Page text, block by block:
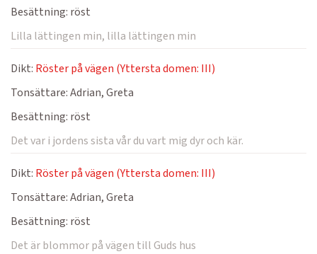
Besättning: röst
Lilla lättingen min, lilla lättingen min
Dikt: Röster på vägen (Yttersta domen: III)
Tonsättare:Adrian, Greta
Besättning: röst
Det var i jordens sista vår du vart mig dyr och kär.
Dikt: Röster på vägen (Yttersta domen: III)
Tonsättare:Adrian, Greta
Besättning: röst
Det är blommor på vägen till Guds hus